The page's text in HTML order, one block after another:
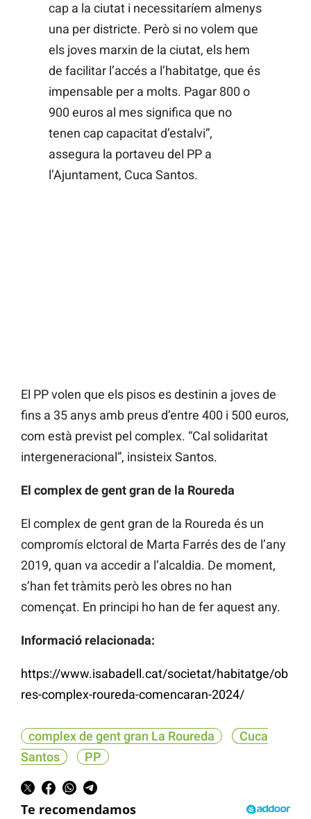
cap a la ciutat i necessitaríem almenys
una per districte. Però si no volem que
els joves marxin de la ciutat, els hem
de facilitar l’accés a l’habitatge, que és
impensable per a molts. Pagar 800 o
900 euros al mes significa que no
tenen cap capacitat d’estalvi”,
assegura la portaveu del PP a
l’Ajuntament, Cuca Santos.
El PP volen que els pisos es destinin a joves de
fins a 35 anys amb preus d’entre 400 i 500 euros,
com està previst pel complex. “Cal solidaritat
intergeneracional”, insisteix Santos.
El complex de gent gran de la Roureda
El complex de gent gran de la Roureda és un
compromís elctoral de Marta Farrés des de l’any
2019, quan va accedir a l’alcaldia. De moment,
s’han fet tràmits però les obres no han
començat. En principi ho han de fer aquest any.
Informació relacionada:
https://www.isabadell.cat/societat/habitatge/ob
res-complex-roureda-comencaran-2024/
complex de gent gran La Roureda
Cuca
Santos
PP